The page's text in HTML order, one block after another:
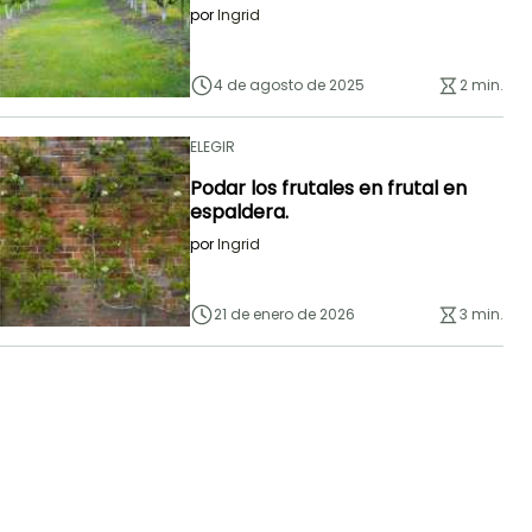
porIngrid
4 de agosto de 2025 2 min.
ELEGIR
Podar los frutales en frutal en
espaldera.
porIngrid
21 de enero de 2026 3 min.